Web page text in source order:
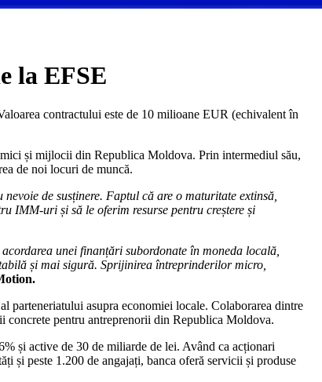
la EFSE
contractului este de 10 milioane EUR (echivalent în
și mijlocii din Republica Moldova. Prin intermediul său,
de noi locuri de muncă.
de susținere. Faptul că are o maturitate extinsă,
IMM-uri și să le oferim resurse pentru creștere și
unei finanțări subordonate în moneda locală,
și mai sigură. Sprijinirea întreprinderilor micro,
asupra economiei locale. Colaborarea dintre
concrete pentru antreprenorii din Republica Moldova.
și active de 30 de miliarde de lei. Având ca acționari
și peste 1.200 de angajați, banca oferă servicii și produse